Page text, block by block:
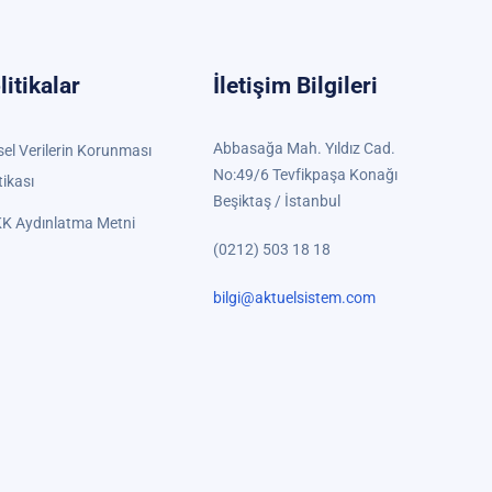
Verilerin Korunması
Aydınlatma Metni
İletişim Bilgileri
Abbasağa Mah. Yıldız Cad.
No:49/6 Tevfikpaşa Konağı
Beşiktaş / İstanbul
(0212) 503 18 18
bilgi@aktuelsistem.com